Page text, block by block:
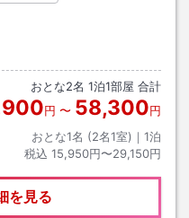
おとな2名 1泊1部屋 合計
円 〜 58,300円
おとな1名 (2名1室)｜ 1泊
税込 15,950円〜29,150円
を見る